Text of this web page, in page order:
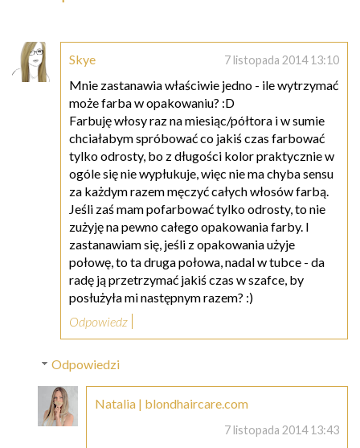
Skye 7 listopada 2014 13:10
Mnie zastanawia właściwie jedno - ile wytrzymać
może farba w opakowaniu? :D
Farbuję włosy raz na miesiąc/półtora i w sumie
chciałabym spróbować co jakiś czas farbować
tylko odrosty, bo z długości kolor praktycznie w
ogóle się nie wypłukuje, więc nie ma chyba sensu
za każdym razem męczyć całych włosów farbą.
Jeśli zaś mam pofarbować tylko odrosty, to nie
zużyję na pewno całego opakowania farby. I
zastanawiam się, jeśli z opakowania użyje
połowę, to ta druga połowa, nadal w tubce - da
radę ją przetrzymać jakiś czas w szafce, by
posłużyła mi następnym razem? :)
Odpowiedz
Odpowiedzi
Natalia | blondhaircare.com
7 listopada 2014 13:43